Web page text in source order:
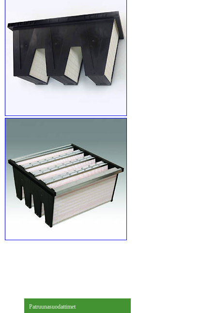
Patruunasuodattimet